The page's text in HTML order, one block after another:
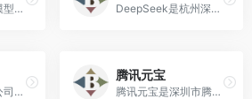
讯飞星火认知大模型是科大讯飞发布的大模型。 DeepSeek是杭州深度求索人工智能基础技术研究有限公司推出的AI助手！
豆包是字节跳动公司基于云雀模型开发的AI工具，提供聊天机器人、写作助手以及英语学习助手等功能！
腾讯元宝
腾讯元宝是深圳市腾讯计算机系统有限公司基于自研混元大模型开发的C端AI助手App!